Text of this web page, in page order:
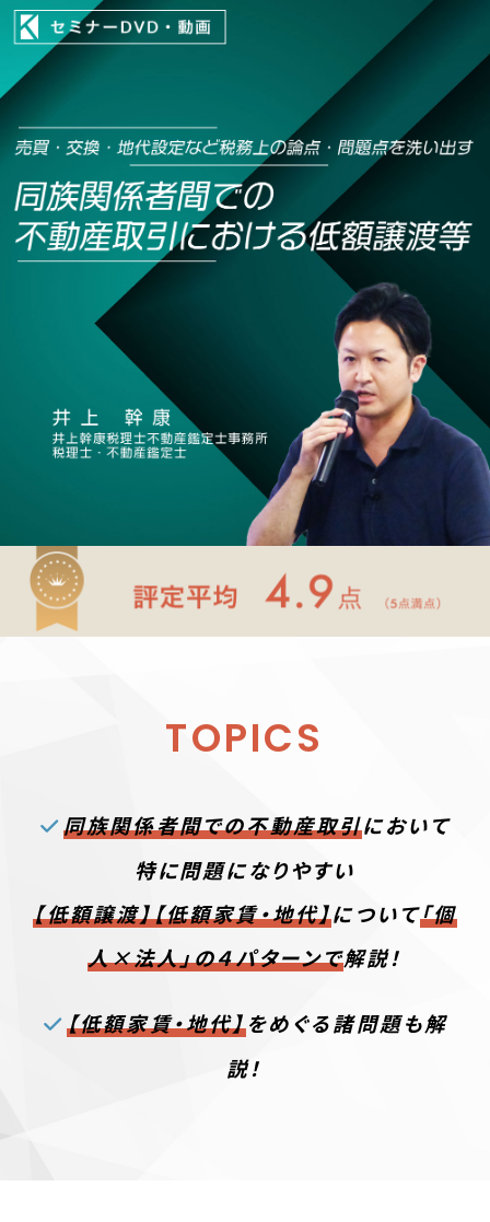
TOPICS
同族関係者間での不動産取引において
特に問題になりやすい
【低額譲渡】【低額家賃・地代】について「個
人×法人」の４パターンで解説！
【低額家賃・地代】をめぐる諸問題も解
説！